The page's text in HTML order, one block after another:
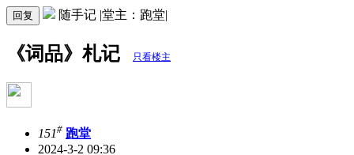
回复 随手记 |堂主：跑堂|
《词品》札记 只看楼主
151# 跑堂
2024-3-2 09:36